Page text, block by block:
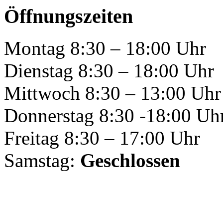
Öffnungszeiten
Montag 8:30 – 18:00 Uhr
Dienstag 8:30 – 18:00 Uhr
Mittwoch 8:30 – 13:00 Uhr
Donnerstag 8:30 -18:00
Freitag 8:30 – 17:00 Uhr
Samstag: Geschlossen